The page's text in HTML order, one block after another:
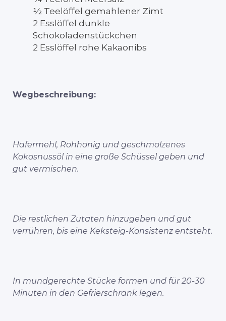
½ Teelöffel gemahlener Zimt
2 Esslöffel dunkle
Schokoladenstückchen
2 Esslöffel rohe Kakaonibs
Wegbeschreibung:
Hafermehl, Rohhonig und geschmolzenes
Kokosnussöl in eine große Schüssel geben und
gut vermischen.
Die restlichen Zutaten hinzugeben und gut
verrühren, bis eine Keksteig-Konsistenz entsteht.
In mundgerechte Stücke formen und für 20-30
Minuten in den Gefrierschrank legen.